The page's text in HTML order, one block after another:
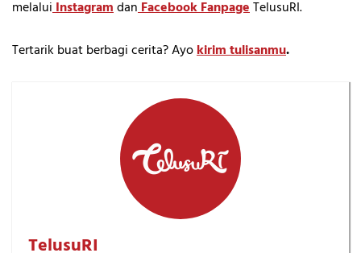
melaluiInstagramdanFacebook FanpageTelusuRI.
Tertarik buat berbagi cerita? Ayokirim tulisanmu.
TelusuRI